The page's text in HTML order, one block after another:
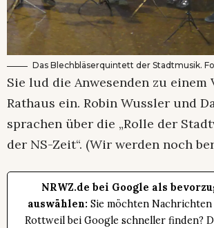
Das Blechbläserquintett der Stadtmusik.
Sie lud die Anwesenden zu einem
Rathaus ein. Robin Wussler und
sprachen über die „Rolle der
der NS-Zeit“. (Wir werden noch
NRWZ.de bei Google als
auswählen: Sie möchten Nachrichten
Rottweil bei Google schneller finden?